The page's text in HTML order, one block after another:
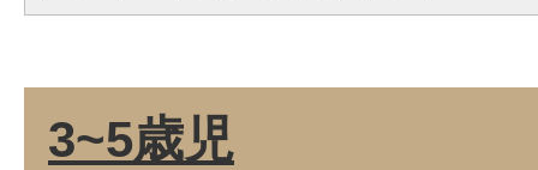
3~5歳児